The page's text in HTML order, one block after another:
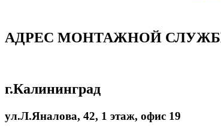
АДРЕС МОНТАЖНОЙ
г.Калининград
ул.Л.Яналова, 42, 1 этаж, офис 19